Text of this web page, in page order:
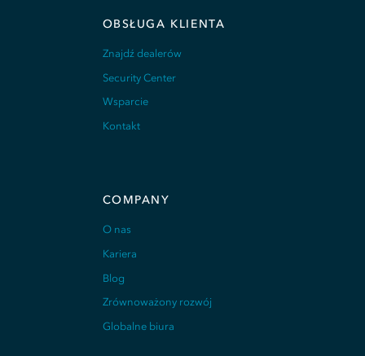
OBSŁUGA KLIENTA
Znajdź dealerów
Security Center
Wsparcie
Kontakt
COMPANY
O nas
Kariera
Blog
Zrównoważony rozwój
Globalne biura